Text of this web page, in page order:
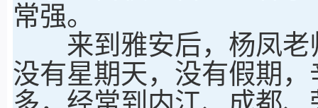
常强。
来到雅安后，杨凤老
没有星期天，没有假期